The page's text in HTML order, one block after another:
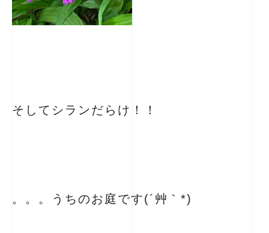
そしてシランだらけ！！
。。。うちのお庭です(´艸｀*)